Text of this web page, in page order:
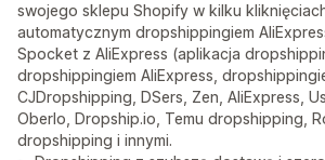
swojego sklepu Shopify w kilku
automatycznym dropshippingiem
Spocket z AliExpress (aplikacja
dropshippingiem AliExpress,
CJDropshipping, DSers, Zen, AliExpress,
Oberlo, Dropship.io, Temu dropshipping,
dropshipping i innymi.